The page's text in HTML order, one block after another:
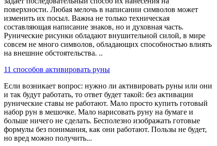
поверхности. Любая мелочь в написании символов может
изменить их посыл. Важна не только техническая
составляющая написание знаков, но и духовная часть.
Рунические рисунки обладают внушительной силой, в мире
совсем не много символов, обладающих способностью влиять
на внешние обстоятельства. ..
11 способов активировать руны
Если возникает вопрос: нужно ли активировать руны или они
и так будут работать, то ответ будет такой: без активации
рунические ставы не работают. Мало просто купить готовый
набор рун в мешочке. Мало нарисовать руну на бумаге и
больше ничего не сделать. Бесполезно изображать готовые
формулы без понимания, как они работают. Пользы не будет,
но вред можно получить...